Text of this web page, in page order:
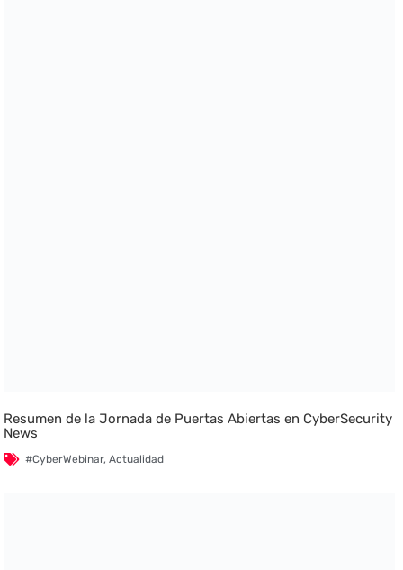
Resumen de la Jornada de Puertas Abiertas en CyberSecurity
News
#CyberWebinar,Actualidad